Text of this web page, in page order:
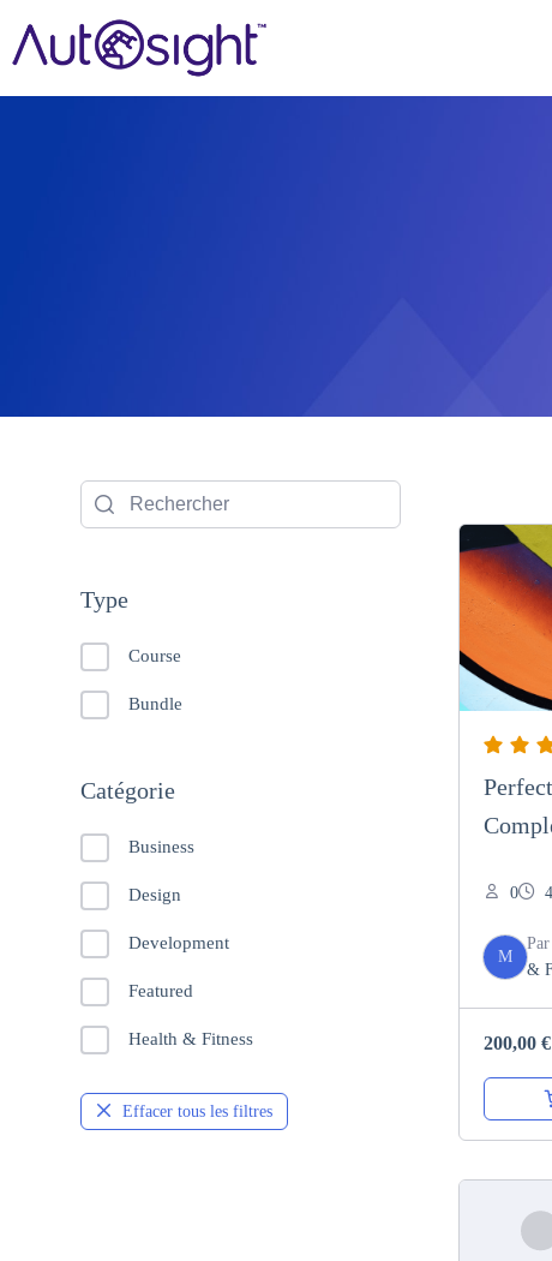
Type
Course
Bundle
Catégorie
Business
Design
Development
Featured
Health & Fitness
Effacer tous les filtres
0
M
Par
&
200,00 €